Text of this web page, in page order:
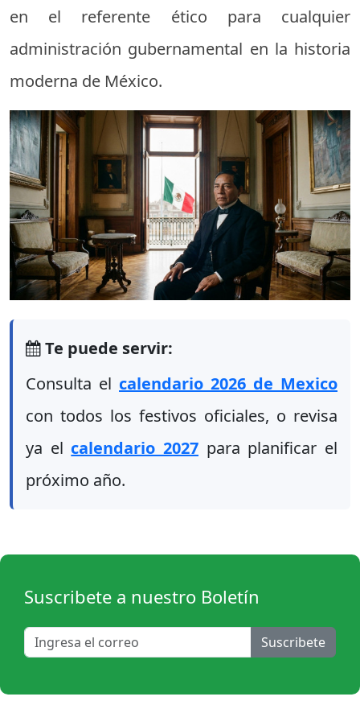
en el referente ético para cualquier
administración gubernamental en la historia
moderna de México.
Te puede servir:
Consulta el calendario 2026 de Mexico
con todos los festivos oficiales, o revisa
ya el calendario 2027 para planificar el
próximo año.
Suscribete a nuestro Boletín
Suscribete